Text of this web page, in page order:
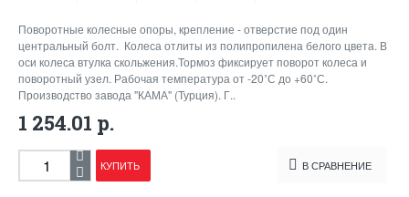
Поворотные колесные опоры, крепление - отверстие под один
центральный болт. Колеса отлиты из полипропилена белого цвета. В
оси колеса втулка скольжения.Тормоз фиксирует поворот колеса и
поворотный узел. Рабочая температура от -20˚С до +60˚С.
Производство завода "КАМА" (Турция). Г..
1 254.01 р.
КУПИТЬ В СРАВНЕНИЕ